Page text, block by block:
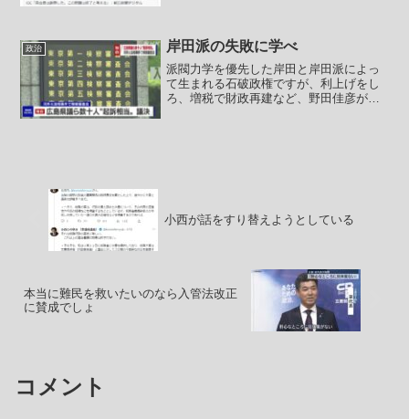
朝鮮は日本に向けて繰り返し...
政治 岸田派の失敗に学べ
派閥力学を優先した岸田と岸田派によっ
て生まれる石破政権ですが、利上げをし
ろ、増税で財政再建など、野田佳彦が代
小西が話をすり替えようとしている
本当に難民を救いたいのなら入管法改正
に賛成でしょ
コメント